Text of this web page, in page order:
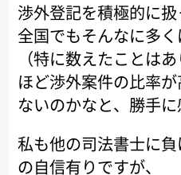
渉外登記を積極的に
全国でもそんなに多
（特に数えたことは
ほど渉外案件の比率
ないのかなと、勝手に
私も他の司法書士に
の自信有りですが、